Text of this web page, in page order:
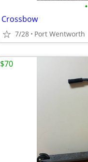
•
Crossbow
7/28 Port Wentworth
$70